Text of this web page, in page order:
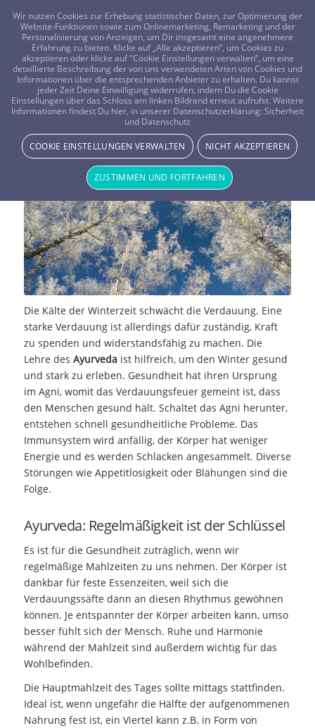
FRAGEN? KOSTENLOS ANRUFEN: 0800-8478266
Glückliche Winterzeit mit
Ayurveda
NEWS & STORYS
Die Kälte der Winterzeit schwächt die Verdauung. Eine
starke Verdauung ist allerdings dafür zuständig, Kraft
zu spenden und widerstandsfähig zu machen. Die
Lehre des Ayurvedaist hilfreich, um den Winter gesund
und stark zu erleben. Gesundheit hat ihren Ursprung
im Agni, womit das Verdauungsfeuer gemeint ist, dass
den Menschen gesund hält. Schaltet das Agni herunter,
entstehen schnell gesundheitliche Probleme. Das
Immunsystem wird anfällig, der Körper hat weniger
Energie und es werden Schlacken angesammelt. Diverse
Störungen wie Appetitlosigkeit oder Blähungen sind die
Folge.
Ayurveda: Regelmäßigkeit ist der Schlüssel
Es ist für die Gesundheit zuträglich, wenn wir
regelmäßige Mahlzeiten zu uns nehmen. Der Körper ist
dankbar für feste Essenzeiten, weil sich die
Verdauungssäfte dann an diesen Rhythmus gewöhnen
können. Je entspannter der Körper arbeiten kann, umso
besser fühlt sich der Mensch. Ruhe und Harmonie
während der Mahlzeit sind außerdem wichtig für das
Wohlbefinden.
Die Hauptmahlzeit des Tages sollte mittags stattfinden.
Ideal ist, wenn ungefähr die Hälfte der aufgenommenen
Nahrung fest ist, ein Viertel kann z.B. in Form von
Wir nutzen Cookies zur Erhebung statistischer Daten, zur Optimierung der
Website-Funktionen sowie zum Onlinemarketing, Remarketing und der
Personalisierung von Anzeigen, um Dir insgesamt eine angenehmere
Erfahrung zu bieten. Klicke auf „Alle akzeptieren“, um Cookies zu
akzeptieren oder klicke auf "Cookie Einstellungen verwalten“, um eine
detaillierte Beschreibung der von uns verwendeten Arten von Cookies und
Informationen über die entsprechenden Anbieter zu erhalten. Du kannst
jeder Zeit Deine Einwilligung widerrufen, indem Du die Cookie
Einstellungen über das Schloss am linken Bildrand erneut aufrufst. Weitere
Informationen findest Du hier, in unserer Datenschutzerklärung: Sicherheit
und Datenschutz
COOKIE EINSTELLUNGEN VERWALTEN NICHT AKZEPTIEREN
ZUSTIMMEN UND FORTFAHREN